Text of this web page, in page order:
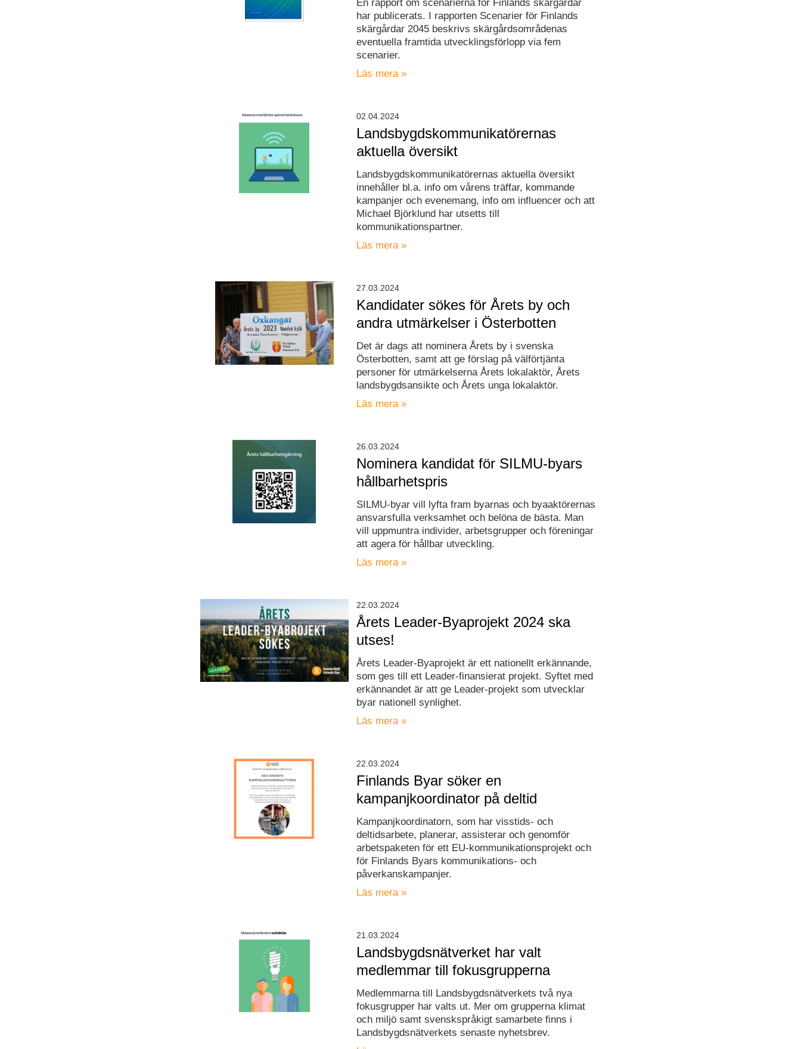
En rapport om scenarierna för Finlands skärgårdar
har publicerats. I rapporten Scenarier för Finlands
skärgårdar 2045 beskrivs skärgårdsområdenas
eventuella framtida utvecklingsförlopp via fem
scenarier.
Läs mera »
Landsbygdskommunikatörernas
aktuella översikt
Landsbygdskommunikatörernas aktuella översikt
innehåller bl.a. info om vårens träffar, kommande
kampanjer och evenemang, info om influencer och att
Michael Björklund har utsetts till
kommunikationspartner.
Läs mera »
02.04.2024
Kandidater sökes för Årets by och
andra utmärkelser i Österbotten
Det är dags att nominera Årets by i svenska
Österbotten, samt att ge förslag på välförtjänta
personer för utmärkelserna Årets lokalaktör, Årets
landsbygdsansikte och Årets unga lokalaktör.
Läs mera »
27.03.2024
Nominera kandidat för SILMU-byars
hållbarhetspris
SILMU-byar vill lyfta fram byarnas och byaaktörernas
ansvarsfulla verksamhet och belöna de bästa. Man
vill uppmuntra individer, arbetsgrupper och föreningar
att agera för hållbar utveckling.
Läs mera »
26.03.2024
Årets Leader-Byaprojekt 2024 ska
utses!
Årets Leader-Byaprojekt är ett nationellt erkännande,
som ges till ett Leader-finansierat projekt. Syftet med
erkännandet är att ge Leader-projekt som utvecklar
byar nationell synlighet.
Läs mera »
22.03.2024
Finlands Byar söker en
kampanjkoordinator på deltid
Kampanjkoordinatorn, som har visstids- och
deltidsarbete, planerar, assisterar och genomför
arbetspaketen för ett EU-kommunikationsprojekt och
för Finlands Byars kommunikations- och
påverkanskampanjer.
Läs mera »
22.03.2024
Landsbygdsnätverket har valt
medlemmar till fokusgrupperna
Medlemmarna till Landsbygdsnätverkets två nya
fokusgrupper har valts ut. Mer om grupperna klimat
och miljö samt svenskspråkigt samarbete finns i
Landsbygdsnätverkets senaste nyhetsbrev.
21.03.2024